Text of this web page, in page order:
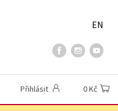
EN
Přihlásit 0 Kč